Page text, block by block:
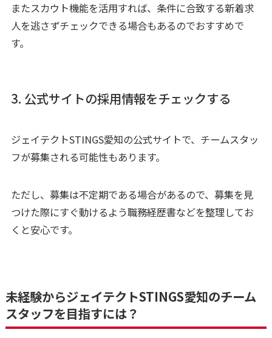
またスカウト機能を活用すれば、条件に合致する新着求
人を逃さずチェックできる場合もあるのでおすすめで
す。
3. 公式サイトの採用情報をチェックする
ジェイテクトSTINGS愛知の公式サイトで、チームスタッ
フが募集される可能性もあります。
ただし、募集は不定期である場合があるので、募集を見
つけた際にすぐ動けるよう職務経歴書などを整理してお
くと安心です。
未経験からジェイテクトSTINGS愛知のチーム
スタッフを目指すには？